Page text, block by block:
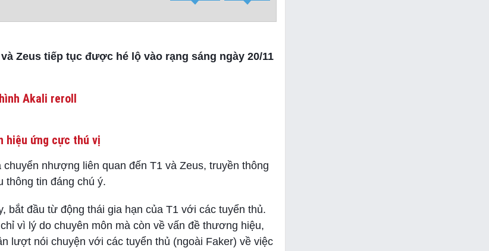
Zeus tiếp tục được hé lộ vào rạng sáng ngày 20/11
Akali reroll
hiệu ứng cực thú vị
nhượng liên quan đến T1 và Zeus, truyền thông
thông tin đáng chú ý.
bắt đầu từ động thái gia hạn của T1 với các tuyển thủ.
vì lý do chuyên môn mà còn về vấn đề thương hiệu,
lượt nói chuyện với các tuyển thủ (ngoài Faker) về việc